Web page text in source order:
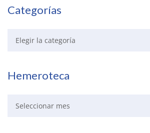
Categorías
Hemeroteca